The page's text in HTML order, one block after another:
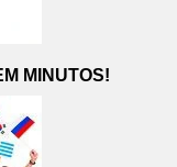
MINUTOS!